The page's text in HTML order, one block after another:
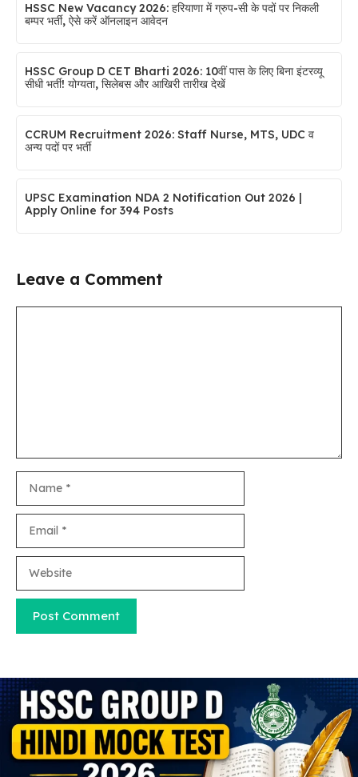
HSSC New Vacancy 2026: हरियाणा में ग्रुप-सी के पदों पर निकली
बम्पर भर्ती, ऐसे करें ऑनलाइन आवेदन
HSSC Group D CET Bharti 2026: 10वीं पास के लिए बिना इंटरव्यू
सीधी भर्ती! योग्यता, सिलेबस और आखिरी तारीख देखें
CCRUM Recruitment 2026: Staff Nurse, MTS, UDC व
अन्य पदों पर भर्ती
UPSC Examination NDA 2 Notification Out 2026 |
Apply Online for 394 Posts
Leave a Comment